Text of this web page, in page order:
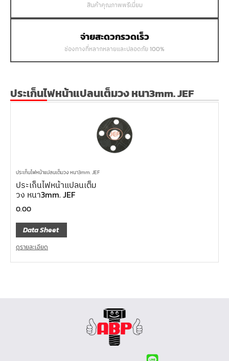
สินค้าคุณภาพพรีเมี่ยม
จ่ายสะดวกรวดเร็ว
ช่องทางที่หลากหลายและปลอดภัย 100%
ประเก็นไฟหน้าแปลนเต็มวง หนา3mm. JEF
ประเก็นไฟหน้าแปลนเต็มวง หนา3mm. JEF
ประเก็นไฟหน้าแปลนเต็ม
วง หนา3mm. JEF
0.00
Data Sheet
ดูรายละเอียด